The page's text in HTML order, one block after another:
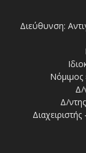
Διεύθυνση:
Νόμιμος
Δ/
Δ/